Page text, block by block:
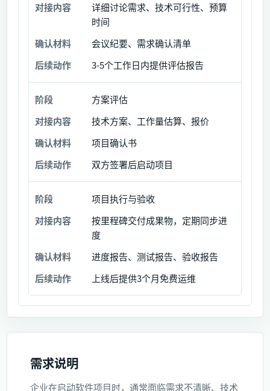
认
料
后
续
动
作
详细讨论需求、技术可行性、预算
时间
会议纪要、需求确认清单
3-5个工作日内提供评估报告
方案评估
技术方案、工作量估算、报价
项目确认书
双方签署后启动项目
项目执行与验收
按里程碑交付成果物，定期同步进
度
进度报告、测试报告、验收报告
上线后提供3个月免费运维
需求说明
企业在启动软件项目时，通常面临需求不清晰、技术